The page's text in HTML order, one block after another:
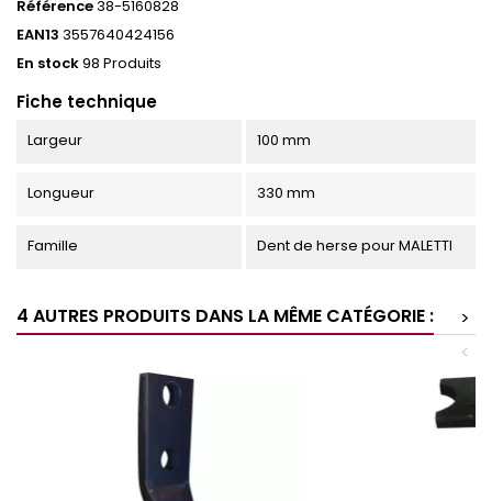
Référence38-5160828
EAN13 3557640424156
En stock98 Produits
Fiche technique
Largeur 100 mm
Longueur 330 mm
Famille Dent de herse pour MALETTI
4 AUTRES PRODUITS DANS LA MÊME CATÉGORIE :
>
<